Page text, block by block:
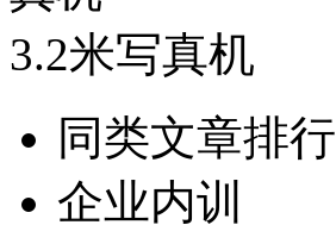
3.2米写真机
同类文章排行
企业内训